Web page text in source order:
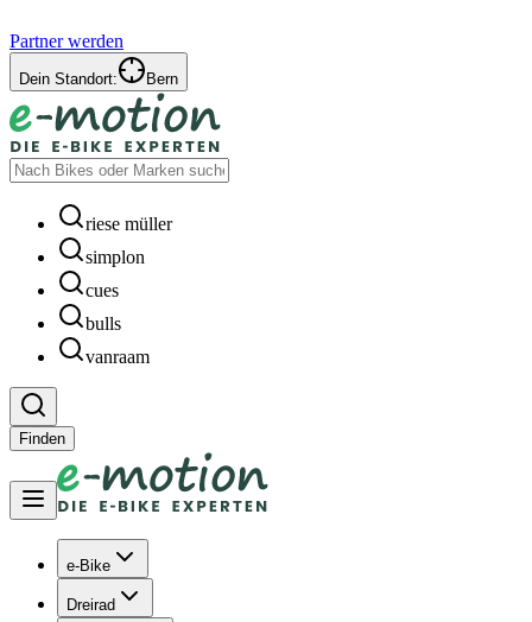
Partner werden
Dein Standort: Bern
riese müller
simplon
cues
bulls
vanraam
Finden
e-Bike
Dreirad